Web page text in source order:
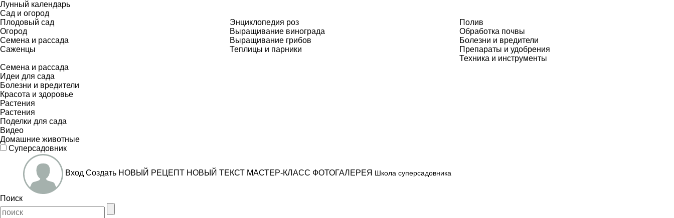
Лунный календарь
Сад и огород
Плодовый сад
Огород
Семена и рассада
Саженцы
Энциклопедия роз
Выращивание винограда
Выращивание грибов
Теплицы и парники
Полив
Обработка почвы
Болезни и вредители
Препараты и удобрения
Техника и инструменты
Семена и рассада
Идеи для сада
Болезни и вредители
Красота и здоровье
Растения
Растения
Поделки для сада
Видео
Домашние животные
Суперсадовник
Вход Создать НОВЫЙ РЕЦЕПТ НОВЫЙ ТЕКСТ МАСТЕР-КЛАСС ФОТОГАЛЕРЕЯ Школа суперсадовника
Поиск